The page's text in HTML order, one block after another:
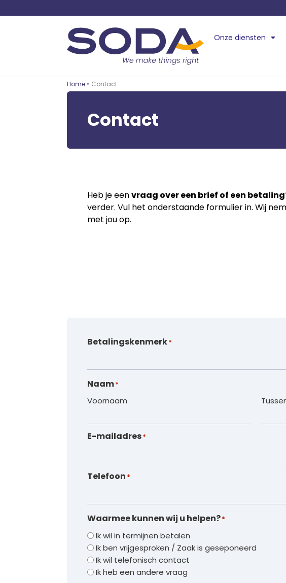
Onze diensten
Home » Contact
Contact
Heb je eenvraag over een brief of een
verder. Vul het onderstaande formulier in. Wij
met jou op.
Betalingskenmerk*
Naam*
Voornaam
E-mailadres*
Telefoon *
Waarmee kunnen wij u helpen?*
Ik wil in termijnen betalen
Ik ben vrijgesproken / Zaak is geseponeerd
Ik wil telefonisch contact
Ik heb een andere vraag